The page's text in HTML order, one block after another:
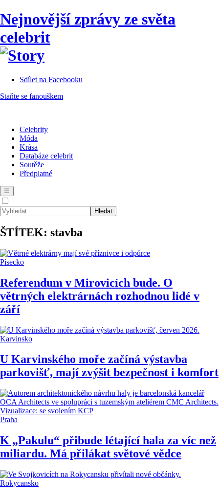
Nejnovější zprávy ze světa
celebrit
Sdílet na Facebooku
Staňte se fanouškem
Celebrity
Móda
Krása
Databáze celebrit
Soutěže
Předplatné
☰
ŠTÍTEK: stavba
Písecko
Referendum v Mirovicích bude. O
větrných elektrárnách rozhodnou lidé v
září
Karvinsko
U Karvinského moře začíná výstavba
parkovišť, mají zvýšit bezpečnost i komfort
Praha
K „Pakulu“ přibude létající hala za víc než
miliardu. Má přilákat světové vědce
Rokycansko